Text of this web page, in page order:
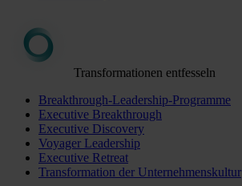
Transformationen entfesseln
Breakthrough-Leadership-Programme
Executive Breakthrough
Executive Discovery
Voyager Leadership
Executive Retreat
Transformation der Unternehmenskultur